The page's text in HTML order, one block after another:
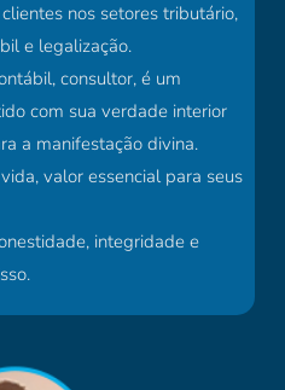
nos setores tributário,
e legalização.
consultor, é um
com sua verdade interior
a manifestação divina.
valor essencial para seus
integridade e